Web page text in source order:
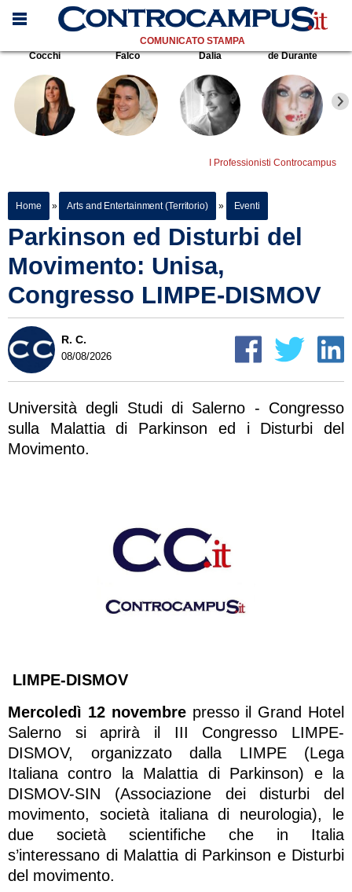
COMUNICATO STAMPA
Cocchi
Falco Dalia de Durante
I Professionisti Controcampus
Home » Arts and Entertainment (Territorio) » Eventi
Parkinson ed Disturbi del
Movimento: Unisa,
Congresso LIMPE-DISMOV
R. C.
08/08/2026
Università degli Studi di Salerno - Congresso
sulla Malattia di Parkinson ed i Disturbi del
Movimento.
LIMPE-DISMOV
Mercoledì 12 novembrepresso il Grand Hotel
Salerno si aprirà il III Congresso LIMPE-
DISMOV, organizzato dalla LIMPE (Lega
Italiana contro la Malattia di Parkinson) e la
DISMOV-SIN (Associazione dei disturbi del
movimento, società italiana di neurologia), le
due società scientifiche che in Italia
s’interessano di Malattia di Parkinson e Disturbi
del movimento.